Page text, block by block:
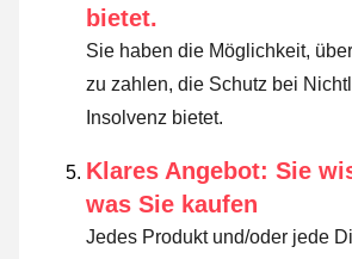
bietet.
Sie haben die Möglichkeit,
zu zahlen, die Schutz bei
Insolvenz bietet.
Klares Angebot: Sie
was Sie kaufen
Jedes Produkt und/oder jede